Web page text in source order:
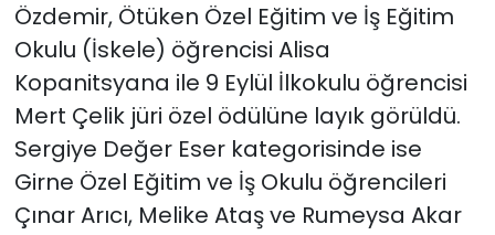
Özdemir, Ötüken Özel Eğitim ve İş Eğitim
Okulu (İskele) öğrencisi Alisa
Kopanitsyana ile 9 Eylül İlkokulu öğrencisi
Mert Çelik jüri özel ödülüne layık görüldü.
Sergiye Değer Eser kategorisinde ise
Girne Özel Eğitim ve İş Okulu öğrencileri
Çınar Arıcı, Melike Ataş ve Rumeysa Akar